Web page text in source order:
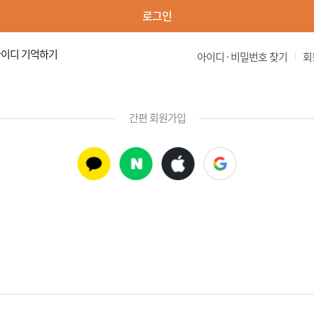
로그인
디 기억하기 |
아이디 · 비밀번호 찾기
간편 회원가입